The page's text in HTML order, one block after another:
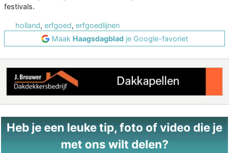
festivals.
holland, erfgoed, erfgoedlijnen
Maak Haagsdagbladje Google-favoriet
Heb je een leuke tip, foto of video die je
met ons wilt delen?